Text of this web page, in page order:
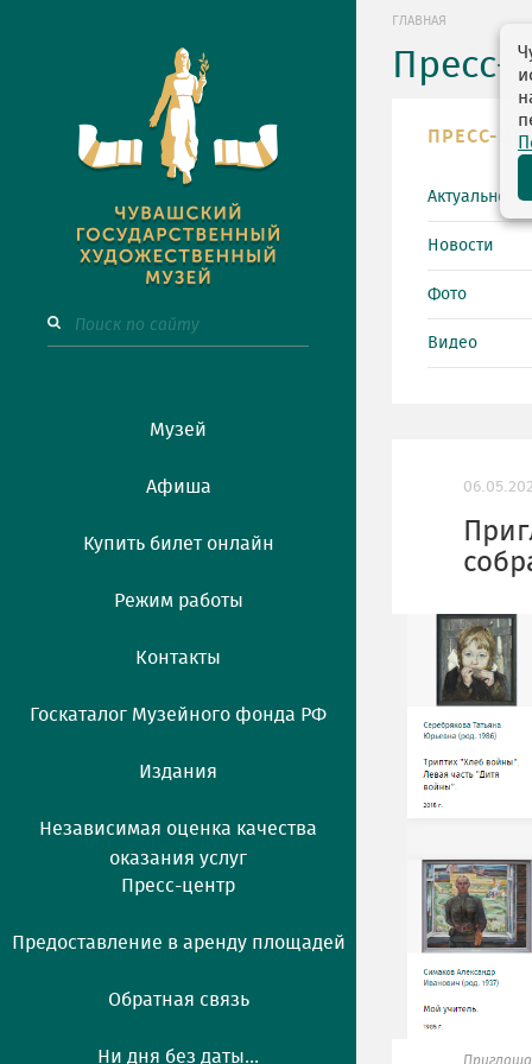
Музей
Афиша
Купить билет онлайн
Режим работы
Контакты
Госкаталог Музейного фонда РФ
Издания
Независимая оценка качества
оказания услуг
Пресс-центр
Предоставление в аренду площадей
Обратная связь
Ни дня без даты...
ГЛАВНАЯ
Пресс-
ПРЕСС-
Актуально
Новости
Фото
Видео